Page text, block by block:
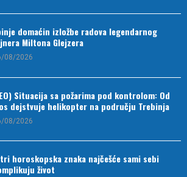
domaćin izložbe radova legendarnog
Miltona Glejzera
08/2026
Situacija sa požarima pod kontrolom: Od
dejstvuje helikopter na području Trebinja
08/2026
tri horoskopska znaka najčešće sami sebi
život